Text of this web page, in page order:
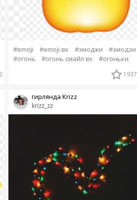
#emoji #emoji вк #эмоджи #эмодзи
#огонь
#огонь смайл вк #огоньки
1937
krizz_zz
гирлянда Krizz